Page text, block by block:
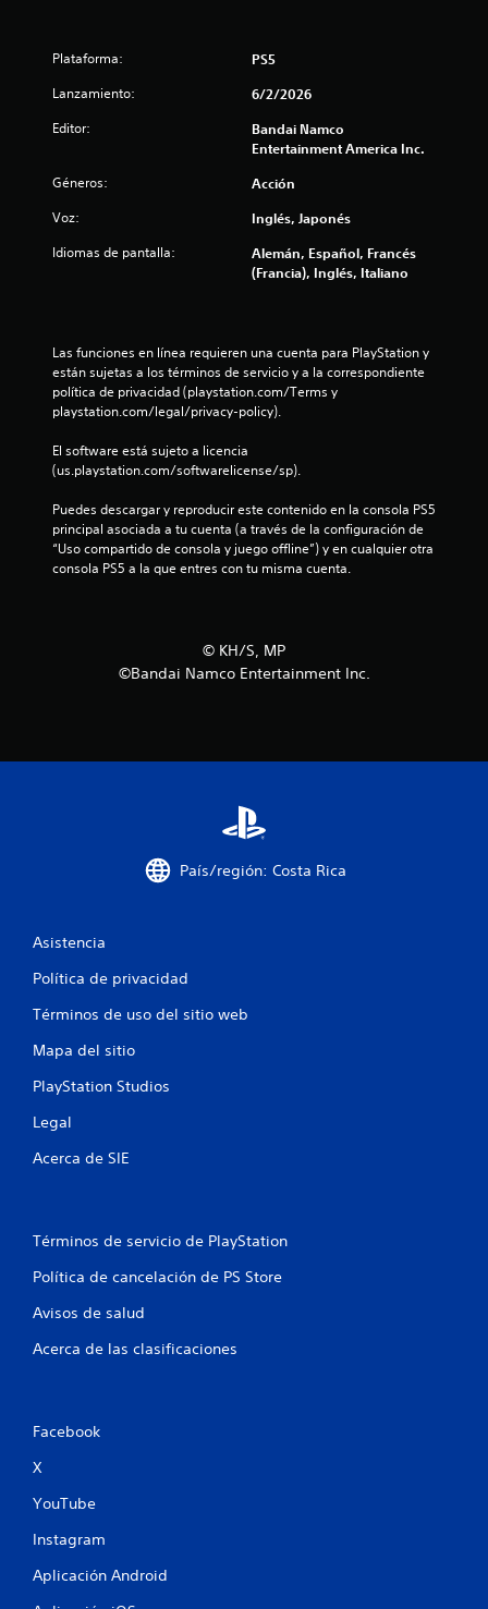
l
s
n
u
o
t
Plataforma: PS5
Lanzamiento: 6/2/2026
Editor:
Bandai Namco
Entertainment America Inc.
Géneros: Acción
Voz: Inglés, Japonés
Idiomas de pantalla:
Alemán, Español, Francés
(Francia), Inglés, Italiano
Las funciones en línea requieren una cuenta para PlayStation y
están sujetas a los términos de servicio y a la correspondiente
política de privacidad (playstation.com/Terms y
playstation.com/legal/privacy-policy).
El software está sujeto a licencia
(us.playstation.com/softwarelicense/sp).
Puedes descargar y reproducir este contenido en la consola PS5
principal asociada a tu cuenta (a través de la configuración de
“Uso compartido de consola y juego offline”) y en cualquier otra
consola PS5 a la que entres con tu misma cuenta.
©︎ KH/S, MP
©Bandai Namco Entertainment Inc.
País/región: Costa Rica
Asistencia
Política de privacidad
Términos de uso del sitio web
Mapa del sitio
PlayStation Studios
Legal
Acerca de SIE
Términos de servicio de PlayStation
Política de cancelación de PS Store
Avisos de salud
Acerca de las clasificaciones
Facebook
X
YouTube
Instagram
Aplicación Android